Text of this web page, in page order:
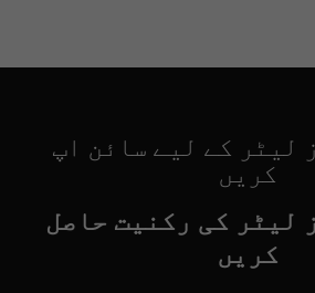
لیٹر کے لیے سائن اپ
کریں
لیٹر کی رکنیت حاصل
کریں